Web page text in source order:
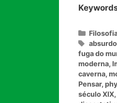
Tags
absurdo
fuga do
moderna,
caverna,
Pensar,
século XIX,